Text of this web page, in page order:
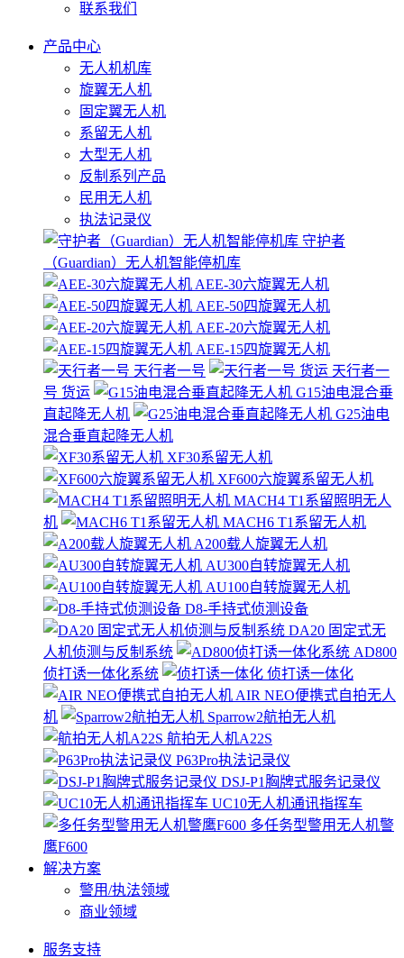
联系我们
产品中心
无人机机库
旋翼无人机
固定翼无人机
系留无人机
大型无人机
反制系列产品
民用无人机
执法记录仪
守护者
（Guardian）无人机智能停机库
AEE-30六旋翼无人机
AEE-50四旋翼无人机
AEE-20六旋翼无人机
AEE-15四旋翼无人机
天行者一号
天行者一
号 货运
G15油电混合垂
直起降无人机
G25油电
混合垂直起降无人机
XF30系留无人机
XF600六旋翼系留无人机
MACH4 T1系留照明无人
机
MACH6 T1系留无人机
A200载人旋翼无人机
AU300自转旋翼无人机
AU100自转旋翼无人机
D8-手持式侦测设备
DA20 固定式无
人机侦测与反制系统
AD800
侦打诱一体化系统
侦打诱一体化
AIR NEO便携式自拍无人
机
Sparrow2航拍无人机
航拍无人机A22S
P63Pro执法记录仪
DSJ-P1胸牌式服务记录仪
UC10无人机通讯指挥车
多任务型警用无人机警
鹰F600
解决方案
警用/执法领域
商业领域
服务支持